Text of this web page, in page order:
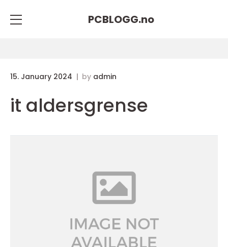
PCBLOGG.no
15. January 2024 by admin
it aldersgrense